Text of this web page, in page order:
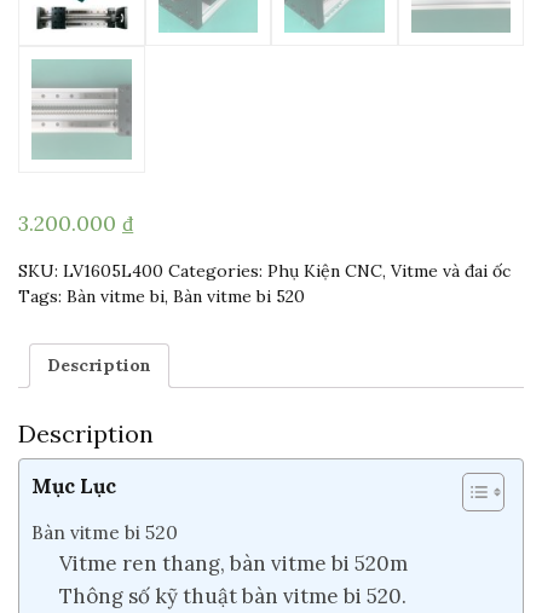
3.200.000 ₫
SKU: LV1605L400 Categories: Phụ Kiện CNC, Vitme và đai ốc
Tags: Bàn vitme bi, Bàn vitme bi 520
Description
Description
Mục Lục
Bàn vitme bi 520
Vitme ren thang, bàn vitme bi 520m
Thông số kỹ thuật bàn vitme bi 520.